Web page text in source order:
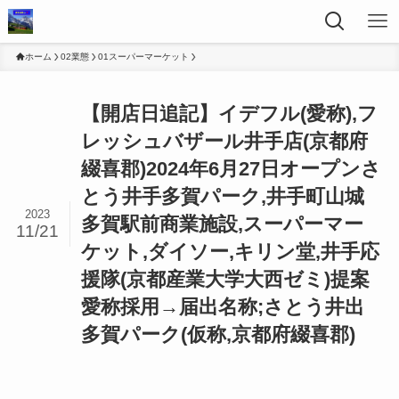
ホーム 02業態 01スーパーマーケット
【開店日追記】イデフル(愛称),フ
レッシュバザール井手店(京都府
綴喜郡)2024年6月27日オープンさ
とう井手多賀パーク,井手町山城
多賀駅前商業施設,スーパーマー
ケット,ダイソー,キリン堂,井手応
援隊(京都産業大学大西ゼミ)提案
愛称採用→届出名称;さとう井出
多賀パーク(仮称,京都府綴喜郡)
2023
11/21